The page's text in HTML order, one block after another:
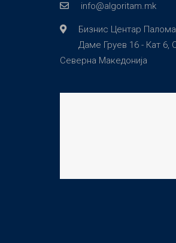
info@algoritam.mk
Бизнис Центар Палома
Даме Груев 16 - Кат 6,
Северна Македонија